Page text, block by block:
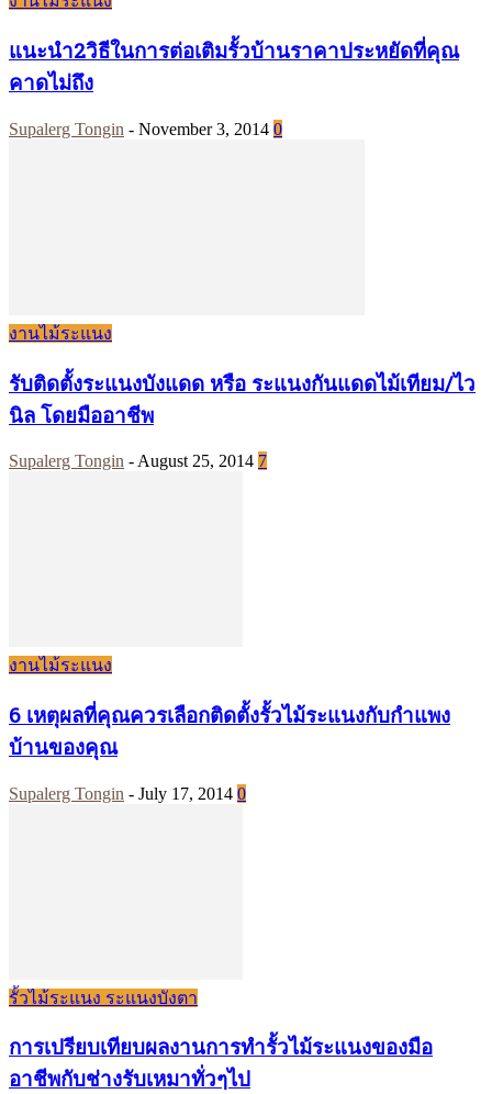
แนะนำ2วิธีในการต่อเติมรั้วบ้านราคาประหยัดที่คุณ
คาดไม่ถึง
Supalerg Tongin - November 3, 2014 0
งานไม้ระแนง
รับติดตั้งระแนงบังแดด หรือ ระแนงกันแดดไม้เทียม/ไว
นิล โดยมืออาชีพ
Supalerg Tongin - August 25, 2014 7
งานไม้ระแนง
6 เหตุผลที่คุณควรเลือกติดตั้งรั้วไม้ระแนงกับกำแพง
บ้านของคุณ
Supalerg Tongin - July 17, 2014 0
รั้วไม้ระแนง ระแนงบังตา
การเปรียบเทียบผลงานการทำรั้วไม้ระแนงของมือ
อาชีพกับช่างรับเหมาทั่วๆไป